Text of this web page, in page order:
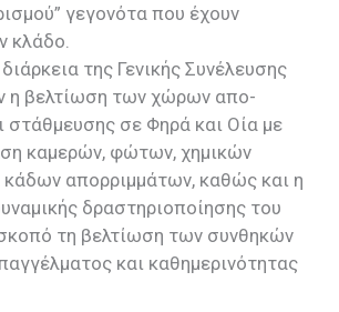
γεγονότα που έχουν
κλάδο.
της Γενικής Συνέλευσης
η βελτίωση των χώρων απο-
στάθμευσης σε Φηρά και Οία με
καμερών, φώτων, χημικών
κάδων απορριμμάτων, καθώς και η
δραστηριοποίησης του
τη βελτίωση των συνθηκών
και καθημερινότητας